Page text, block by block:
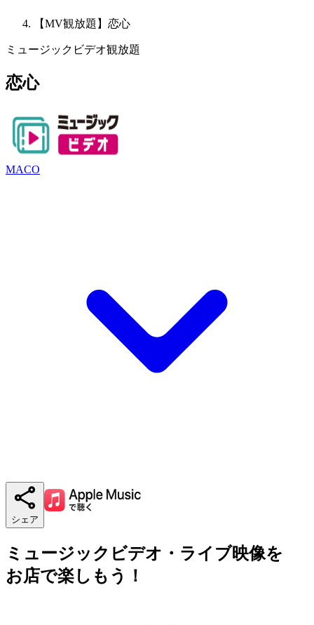
【MV観放題】恋心
ミュージックビデオ観放題
恋心
MACO
シェア
ミュージックビデオ・ライブ映像を
お店で楽しもう！